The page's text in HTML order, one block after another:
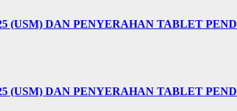
(USM) DAN PENYERAHAN TABLET
(USM) DAN PENYERAHAN TABLET